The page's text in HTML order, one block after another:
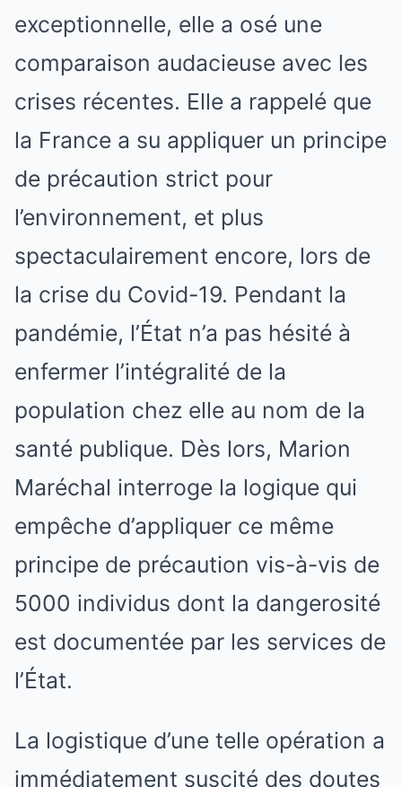
exceptionnelle, elle a osé une
comparaison audacieuse avec les
crises récentes. Elle a rappelé que
la France a su appliquer un principe
de précaution strict pour
l’environnement, et plus
spectaculairement encore, lors de
la crise du Covid-19. Pendant la
pandémie, l’État n’a pas hésité à
enfermer l’intégralité de la
population chez elle au nom de la
santé publique. Dès lors, Marion
Maréchal interroge la logique qui
empêche d’appliquer ce même
principe de précaution vis-à-vis de
5000 individus dont la dangerosité
est documentée par les services de
l’État.
La logistique d’une telle opération a
immédiatement suscité des doutes